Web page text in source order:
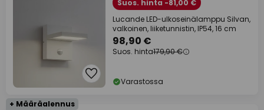
Suos. hinta -81,00 €
Lucande LED-ulkoseinälamppu Silvan,
valkoinen, liiketunnistin, IP54, 16 cm
98,90 €
Suos. hinta179,90 €
Varastossa
+ Määräalennus